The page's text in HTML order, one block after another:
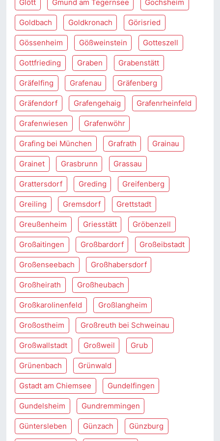
Glött Gmund am Tegernsee Gochsheim
Goldbach Goldkronach Görisried
Gössenheim Gößweinstein Gotteszell
Gottfrieding Graben Grabenstätt
Gräfelfing Grafenau Gräfenberg
Gräfendorf Grafengehaig Grafenrheinfeld
Grafenwiesen Grafenwöhr
Grafing bei München Grafrath Grainau
Grainet Grasbrunn Grassau
Grattersdorf Greding Greifenberg
Greiling Gremsdorf Grettstadt
Greußenheim Griesstätt Gröbenzell
Großaitingen Großbardorf Großeibstadt
Großenseebach Großhabersdorf
Großheirath Großheubach
Großkarolinenfeld Großlangheim
Großostheim Großreuth bei Schweinau
Großwallstadt Großweil Grub
Grünenbach Grünwald
Gstadt am Chiemsee Gundelfingen
Gundelsheim Gundremmingen
Güntersleben Günzach Günzburg